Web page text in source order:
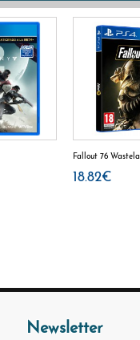
Fallout 76
18.82€
Newsletter